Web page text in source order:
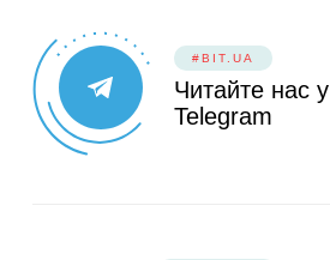
#BIT.UA
Читайте нас у
Telegram